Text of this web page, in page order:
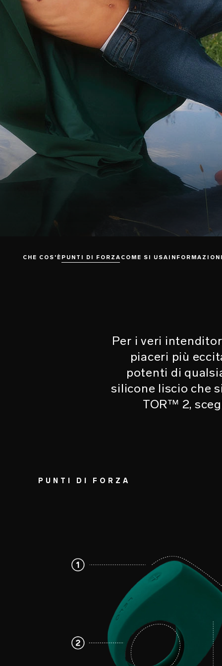
CHE COS'È PUNTI DI FORZA COME SI USA
Per i veri
piaceri più
potenti di
silicone liscio che
TOR™ 2,
PUNTI DI FORZA